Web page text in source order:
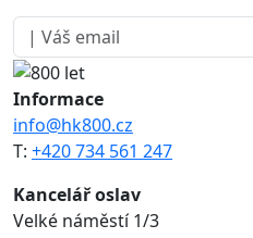
Informace
info@hk800.cz
T: +420 734 561 247
Kancelář oslav
Velké náměstí 1/3